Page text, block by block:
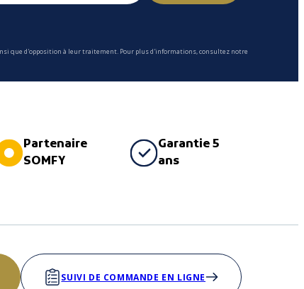
que d'opposition à leur traitement. Pour plus d'informations, consultez notre
Partenaire
SOMFY
Garantie 5
ans
SUIVI DE COMMANDE EN LIGNE